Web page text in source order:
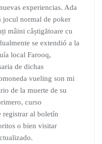
experiencias. Ada
jocul normal de poker
mâini câștigătoare cu
se extendió a la
local Farooq,
de dichas
vueling son mi
de la muerte de su
curso
registrar al boletín
o bien visitar